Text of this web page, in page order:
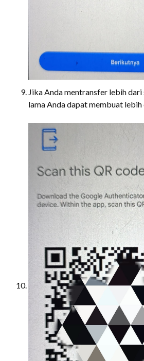
Jika Anda mentransfer lebih
lama Anda dapat membuat lebih